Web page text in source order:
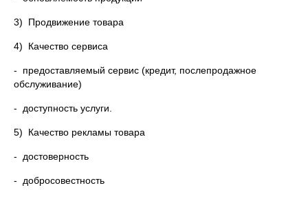
3) Продвижение товара
4) Качество сервиса
- предоставляемый сервис (кредит, послепродажное
обслуживание)
- доступность услуги.
5) Качество рекламы товара
- достоверность
- добросовестность